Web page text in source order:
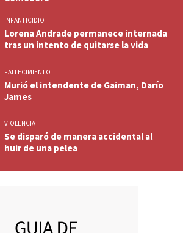
INFANTICIDIO
Lorena Andrade permanece internada
tras un intento de quitarse la vida
FALLECIMIENTO
Murió el intendente de Gaiman, Darío
James
VIOLENCIA
Se disparó de manera accidental al
huir de una pelea